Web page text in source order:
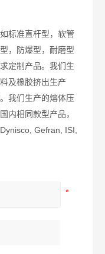
标准直杆型，软管
，防爆型，耐磨型
定制产品。我们生
及橡胶挤出生产
我们生产的熔体压
内相同款型产品，
Dynisco, Gefran, ISI,